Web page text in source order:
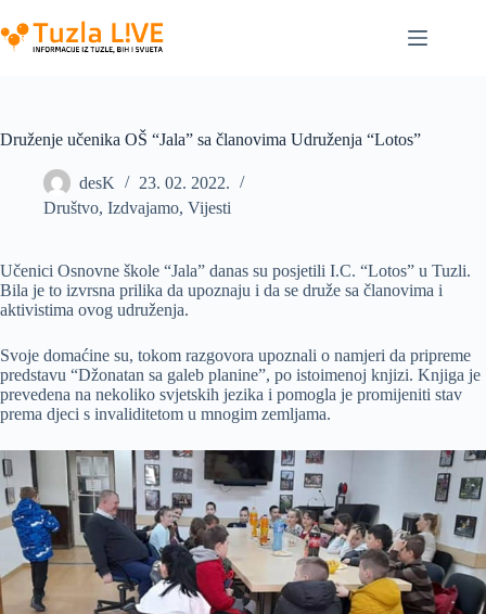
to
content
Druženje učenika OŠ “Jala” sa članovima Udruženja “Lotos”
desK
23. 02. 2022.
Društvo, Izdvajamo, Vijesti
Učenici Osnovne škole “Jala” danas su posjetili I.C. “Lotos” u Tuzli.
Bila je to izvrsna prilika da upoznaju i da se druže sa članovima i
aktivistima ovog udruženja.
Svoje domaćine su, tokom razgovora upoznali o namjeri da pripreme
predstavu “Džonatan sa galeb planine”, po istoimenoj knjizi. Knjiga je
prevedena na nekoliko svjetskih jezika i pomogla je promijeniti stav
prema djeci s invaliditetom u mnogim zemljama.